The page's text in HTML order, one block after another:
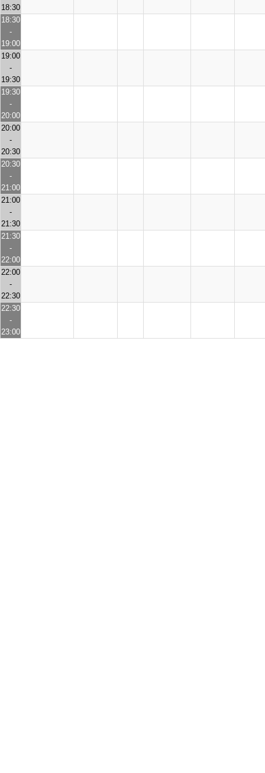
18:30
18:30
-
19:00
19:00
-
19:30
19:30
-
20:00
20:00
-
20:30
20:30
-
21:00
21:00
-
21:30
21:30
-
22:00
22:00
-
22:30
22:30
-
23:00